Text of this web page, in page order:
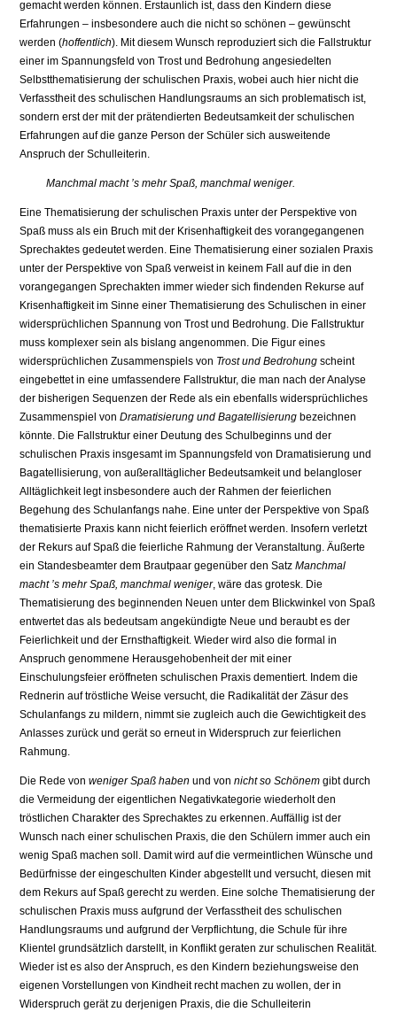
gemacht werden können. Erstaunlich ist, dass den Kindern diese
Erfahrungen – insbesondere auch die nicht so schönen – gewünscht
werden (hoffentlich). Mit diesem Wunsch reproduziert sich die Fallstruktur
einer im Spannungsfeld von Trost und Bedrohung angesiedelten
Selbstthematisierung der schulischen Praxis, wobei auch hier nicht die
Verfasstheit des schulischen Handlungsraums an sich problematisch ist,
sondern erst der mit der prätendierten Bedeutsamkeit der schulischen
Erfahrungen auf die ganze Person der Schüler sich ausweitende
Anspruch der Schulleiterin.
Manchmal macht ’s mehr Spaß, manchmal weniger.
Eine Thematisierung der schulischen Praxis unter der Perspektive von
Spaß muss als ein Bruch mit der Krisenhaftigkeit des vorangegangenen
Sprechaktes gedeutet werden. Eine Thematisierung einer sozialen Praxis
unter der Perspektive von Spaß verweist in keinem Fall auf die in den
vorangegangen Sprechakten immer wieder sich findenden Rekurse auf
Krisenhaftigkeit im Sinne einer Thematisierung des Schulischen in einer
widersprüchlichen Spannung von Trost und Bedrohung. Die Fallstruktur
muss komplexer sein als bislang angenommen. Die Figur eines
widersprüchlichen Zusammenspiels von Trost und Bedrohung scheint
eingebettet in eine umfassendere Fallstruktur, die man nach der Analyse
der bisherigen Sequenzen der Rede als ein ebenfalls widersprüchliches
Zusammenspiel vonDramatisierung und Bagatellisierung bezeichnen
könnte. Die Fallstruktur einer Deutung des Schulbeginns und der
schulischen Praxis insgesamt im Spannungsfeld von Dramatisierung und
Bagatellisierung, von außeralltäglicher Bedeutsamkeit und belangloser
Alltäglichkeit legt insbesondere auch der Rahmen der feierlichen
Begehung des Schulanfangs nahe. Eine unter der Perspektive von Spaß
thematisierte Praxis kann nicht feierlich eröffnet werden. Insofern verletzt
der Rekurs auf Spaß die feierliche Rahmung der Veranstaltung. Äußerte
ein Standesbeamter dem Brautpaar gegenüber den SatzManchmal
macht ’s mehr Spaß, manchmal weniger, wäre das grotesk. Die
Thematisierung des beginnenden Neuen unter dem Blickwinkel von Spaß
entwertet das als bedeutsam angekündigte Neue und beraubt es der
Feierlichkeit und der Ernsthaftigkeit. Wieder wird also die formal in
Anspruch genommene Herausgehobenheit der mit einer
Einschulungsfeier eröffneten schulischen Praxis dementiert. Indem die
Rednerin auf tröstliche Weise versucht, die Radikalität der Zäsur des
Schulanfangs zu mildern, nimmt sie zugleich auch die Gewichtigkeit des
Anlasses zurück und gerät so erneut in Widerspruch zur feierlichen
Rahmung.
Die Rede vonweniger Spaß haben und vonnicht so Schönem gibt durch
die Vermeidung der eigentlichen Negativkategorie wiederholt den
tröstlichen Charakter des Sprechaktes zu erkennen. Auffällig ist der
Wunsch nach einer schulischen Praxis, die den Schülern immer auch ein
wenig Spaß machen soll. Damit wird auf die vermeintlichen Wünsche und
Bedürfnisse der eingeschulten Kinder abgestellt und versucht, diesen mit
dem Rekurs auf Spaß gerecht zu werden. Eine solche Thematisierung der
schulischen Praxis muss aufgrund der Verfasstheit des schulischen
Handlungsraums und aufgrund der Verpflichtung, die Schule für ihre
Klientel grundsätzlich darstellt, in Konflikt geraten zur schulischen Realität.
Wieder ist es also der Anspruch, es den Kindern beziehungsweise den
eigenen Vorstellungen von Kindheit recht machen zu wollen, der in
Widerspruch gerät zu derjenigen Praxis, die die Schulleiterin